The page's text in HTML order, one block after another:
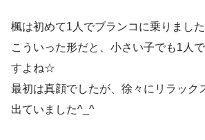
楓は初めて1人でブランコに乗りました
こういった形だと、小さい子でも1人
すよね☆
最初は真顔でしたが、徐々にリラック
出ていました^_^